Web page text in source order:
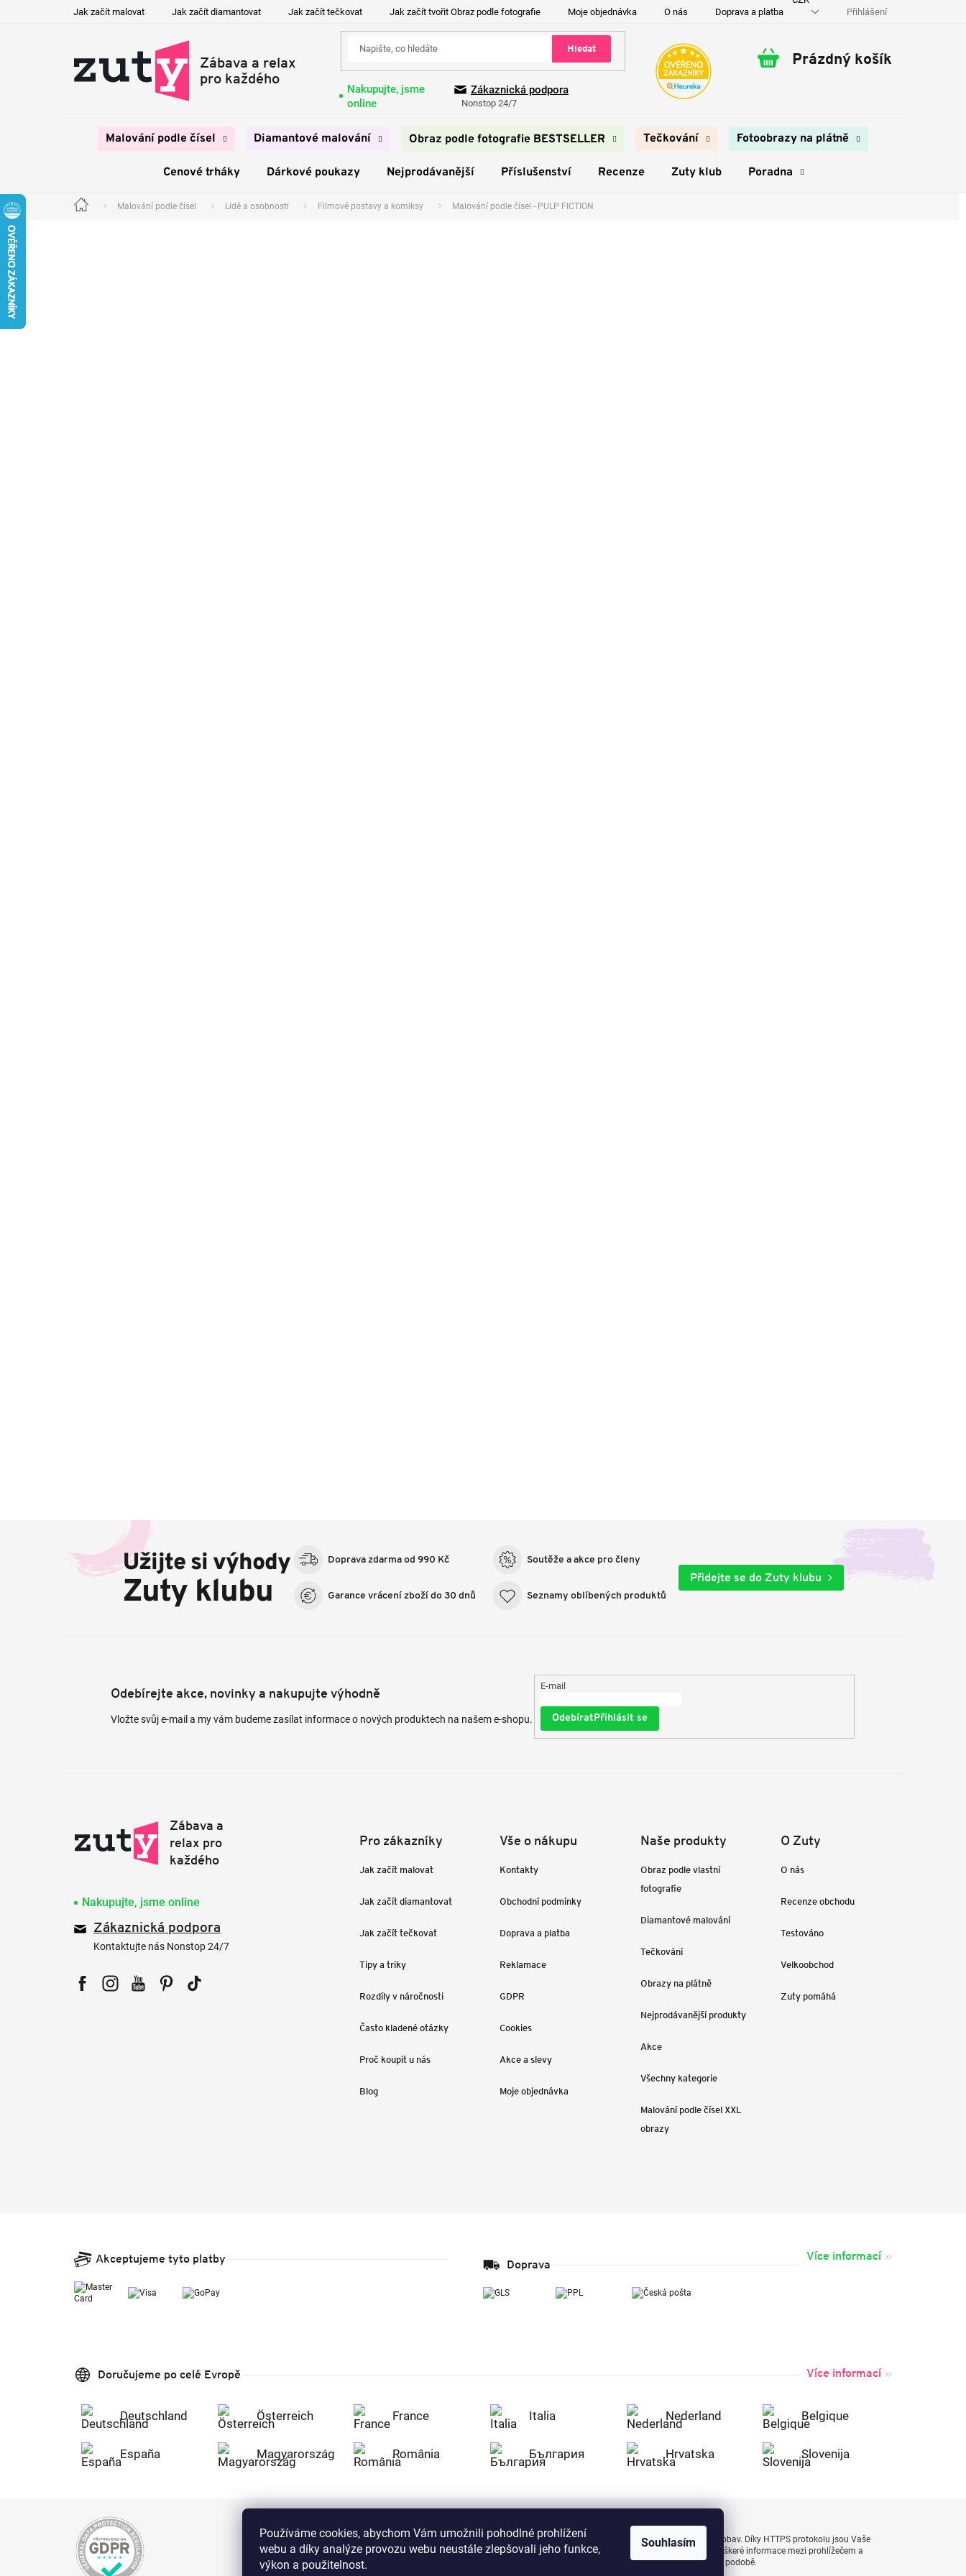
Používáme cookies, abychom Vám umožnili pohodlné prohlížení
webu a díky analýze provozu webu neustále zlepšovali jeho funkce,
výkon a použitelnost.
Souhlasím
Jak začít malovat Jak začít diamantovat Jak začít tečkovat Jak začít tvořit Obraz podle fotografie Moje objednávka O nás Doprava a platba Kontakty Přihlášení
Hledat
Nakupujte, jsme
online
Zákaznická podpora
Nonstop 24/7
Nákupní
Prázdný košík
Malování podle čísel Diamantové malování Obraz podle fotografie BESTSELLER Tečkování Fotoobrazy na plátně
Cenové trháky Dárkové poukazy Nejprodávanější Příslušenství Recenze Zuty klub Poradna
Domů Malování podle čísel Lidé a osobnosti Filmové postavy a komiksy Malování podle čísel - PULP FICTION
Užijte si výhody
Zuty klubu
Doprava zdarma od 990 Kč
Garance vrácení zboží do 30 dnů
Soutěže a akce pro členy
Seznamy oblíbených produktů
Přidejte se do Zuty klubu
Odebírejte akce, novinky a nakupujte výhodně
Vložte svůj e-mail a my vám budeme zasílat informace o nových produktech na našem e-shopu.
E-mail
Přihlásit se
Nakupujte, jsme online
Zákaznická podpora
Kontaktujte nás Nonstop 24/7
Pro zákazníky
Jak začít malovat
Jak začít diamantovat
Jak začít tečkovat
Tipy a triky
Rozdíly v náročnosti
Často kladené otázky
Proč koupit u nás
Blog
Vše o nákupu
Kontakty
Obchodní podmínky
Doprava a platba
Reklamace
GDPR
Cookies
Akce a slevy
Moje objednávka
Naše produkty
Obraz podle vlastní
fotografie
Diamantové malování
Tečkování
Obrazy na plátně
Nejprodávanější produkty
Akce
Všechny kategorie
Malování podle čísel XXL
obrazy
O Zuty
O nás
Recenze obchodu
Testováno
Velkoobchod
Zuty pomáhá
Akceptujeme tyto platby Doprava
Více informací
Doručujeme po celé Evropě Více informací
Deutschland Österreich France Italia Nederland Belgique
España Magyarország România България Hrvatska Slovenija
Nakupujte na Zuty bezpečně a bez obav. Díky HTTPS protokolu jsou Vaše
citlivá data v naprostém bezpečí, veškeré informace mezi prohlížečem a
serverem se přenášejí v zašifrované podobě.